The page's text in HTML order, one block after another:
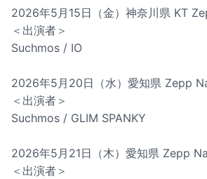
2026年5月15日（金）神奈川県 KT
＜出演者＞
Suchmos / IO
2026年5月20日（水）愛知県 Zepp
＜出演者＞
Suchmos / GLIM SPANKY
2026年5月21日（木）愛知県 Zepp
＜出演者＞